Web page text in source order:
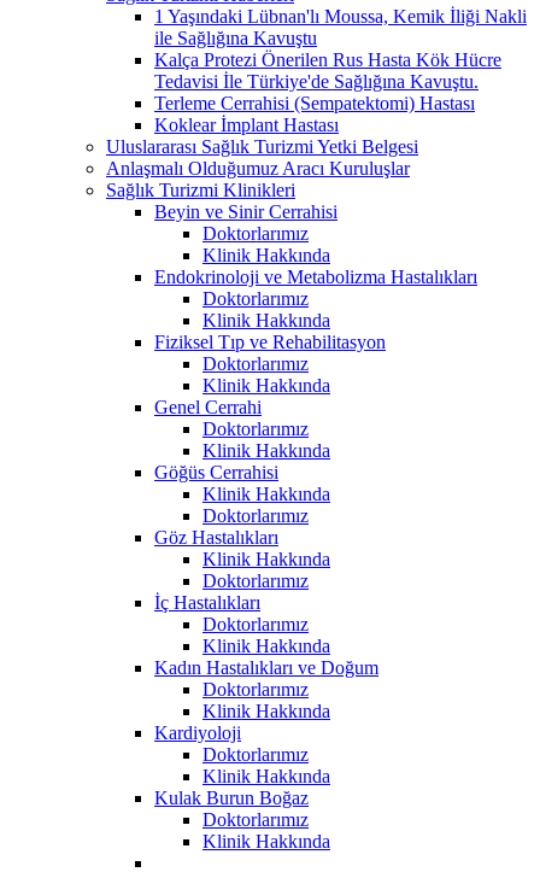
1 Yaşındaki Lübnan'lı Moussa, Kemik İliği Nakli
ile Sağlığına Kavuştu
Kalça Protezi Önerilen Rus Hasta Kök Hücre
Tedavisi İle Türkiye'de Sağlığına Kavuştu.
Terleme Cerrahisi (Sempatektomi) Hastası
Koklear İmplant Hastası
Uluslararası Sağlık Turizmi Yetki Belgesi
Anlaşmalı Olduğumuz Aracı Kuruluşlar
Sağlık Turizmi Klinikleri
Beyin ve Sinir Cerrahisi
Doktorlarımız
Klinik Hakkında
Endokrinoloji ve Metabolizma Hastalıkları
Doktorlarımız
Klinik Hakkında
Fiziksel Tıp ve Rehabilitasyon
Doktorlarımız
Klinik Hakkında
Genel Cerrahi
Doktorlarımız
Klinik Hakkında
Göğüs Cerrahisi
Klinik Hakkında
Doktorlarımız
Göz Hastalıkları
Klinik Hakkında
Doktorlarımız
İç Hastalıkları
Doktorlarımız
Klinik Hakkında
Kadın Hastalıkları ve Doğum
Doktorlarımız
Klinik Hakkında
Kardiyoloji
Doktorlarımız
Klinik Hakkında
Kulak Burun Boğaz
Doktorlarımız
Klinik Hakkında